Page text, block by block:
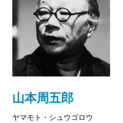
ら刊行していた『国枝
く、四百字詰めの原稿
冊の予定でしたが、作
も多くの作品を発表し
蔵している資料館を発
を購入したところ、こ
山本周五郎
ヤマモト・シュウゴロウ